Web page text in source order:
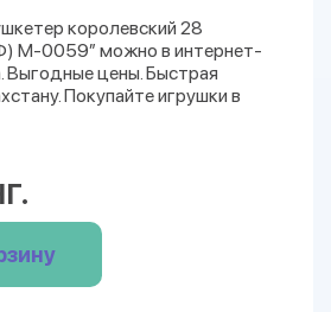
королевский 28
М-0059” можно в интернет-
Выгодные цены. Быстрая
Покупайте игрушки в